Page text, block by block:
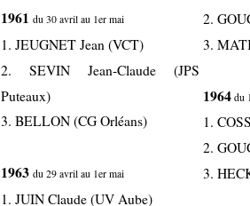
1961 du 30 avril au 1er mai
1. JEUGNET Jean (VCT)
2. SEVIN Jean-Claude (JPS
Puteaux)
3. BELLON (CG Orléans)
1963 du 29 avril au 1er mai
1. JUIN Claude (UV Aube)
2.
3.
1964 du
1.
2.
3.